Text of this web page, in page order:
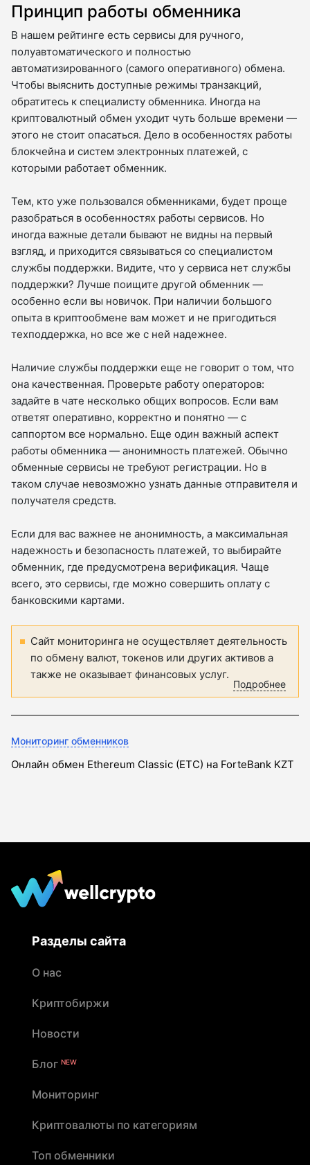
Принцип работы обменника
В нашем рейтинге есть сервисы для ручного,
полуавтоматического и полностью
автоматизированного (самого оперативного) обмена.
Чтобы выяснить доступные режимы транзакций,
обратитесь к специалисту обменника. Иногда на
криптовалютный обмен уходит чуть больше времени —
этого не стоит опасаться. Дело в особенностях работы
блокчейна и систем электронных платежей, с
которыми работает обменник.
Тем, кто уже пользовался обменниками, будет проще
разобраться в особенностях работы сервисов. Но
иногда важные детали бывают не видны на первый
взгляд, и приходится связываться со специалистом
службы поддержки. Видите, что у сервиса нет службы
поддержки? Лучше поищите другой обменник —
особенно если вы новичок. При наличии большого
опыта в криптообмене вам может и не пригодиться
техподдержка, но все же с ней надежнее.
Наличие службы поддержки еще не говорит о том, что
она качественная. Проверьте работу операторов:
задайте в чате несколько общих вопросов. Если вам
ответят оперативно, корректно и понятно — с
саппортом все нормально. Еще один важный аспект
работы обменника — анонимность платежей. Обычно
обменные сервисы не требуют регистрации. Но в
таком случае невозможно узнать данные отправителя и
получателя средств.
Если для вас важнее не анонимность, а максимальная
надежность и безопасность платежей, то выбирайте
обменник, где предусмотрена верификация. Чаще
всего, это сервисы, где можно совершить оплату с
банковскими картами.
Сайт мониторинга не осуществляет деятельность
по обмену валют, токенов или других активов а
также не оказывает финансовых услуг.
Подробнее
Мониторинг обменников
Онлайн обмен Ethereum Classic (ETC) на ForteBank KZT
Разделы сайта
О нас
Криптобиржи
Новости
Блог NEW
Мониторинг
Криптовалюты по категориям
Топ обменники